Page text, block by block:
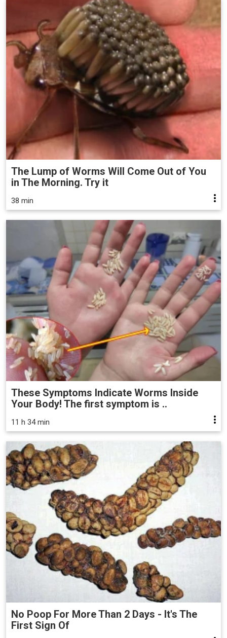
The Lump of Worms Will Come Out of You
in The Morning. Try it
38 min
These Symptoms Indicate Worms Inside
Your Body! The first symptom is ..
11 h 34 min
No Poop For More Than 2 Days - It's The
First Sign Of